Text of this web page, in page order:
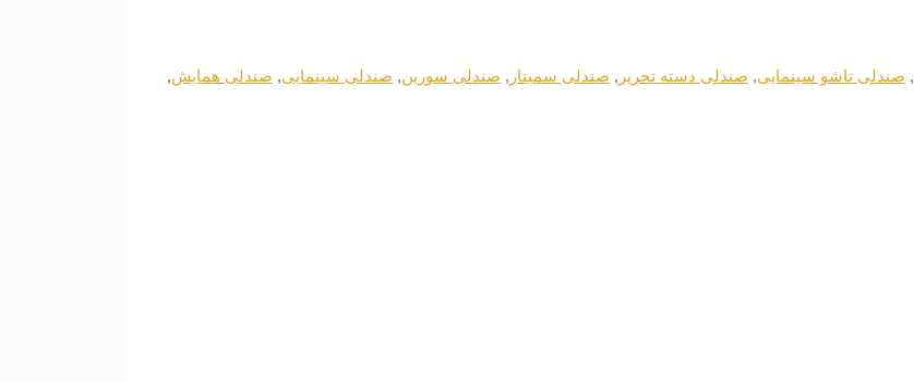
, صندلی تاشو سینمایی, صندلی دسته تحریر , صندلی سمینار , صندلی سورین, صندلی سینمایی, صندلی همایش,